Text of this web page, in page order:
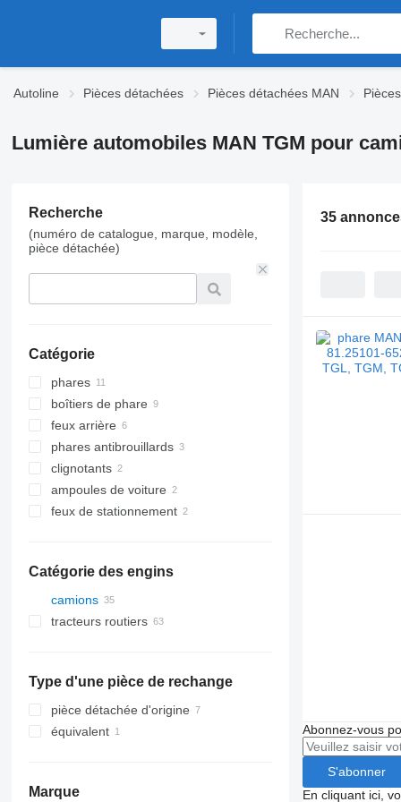
Autoline Pièces détachées Pièces détachées MAN
Lumière automobiles MAN TGM pour
Recherche
(numéro de catalogue, marque, modèle,
pièce détachée)
Catégorie
phares
boîtiers de phare
feux arrière
phares antibrouillards
clignotants
ampoules de voiture
feux de stationnement
Catégorie des engins
camions
tracteurs routiers
Type d'une pièce de rechange
pièce détachée d'origine
équivalent
Marque
35
Abonnez-vous
S'abonner
En cliquant ici,